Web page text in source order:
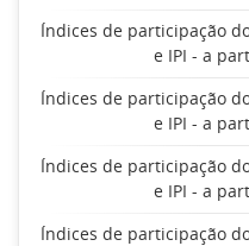
Índices de participação
e IPI - a
Índices de participação
e IPI - a
Índices de participação
e IPI - a
Índices de participação